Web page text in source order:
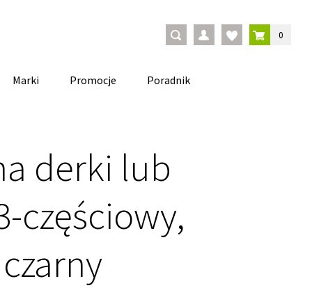
0
Marki Promocje Poradnik
derki lub
częściowy,